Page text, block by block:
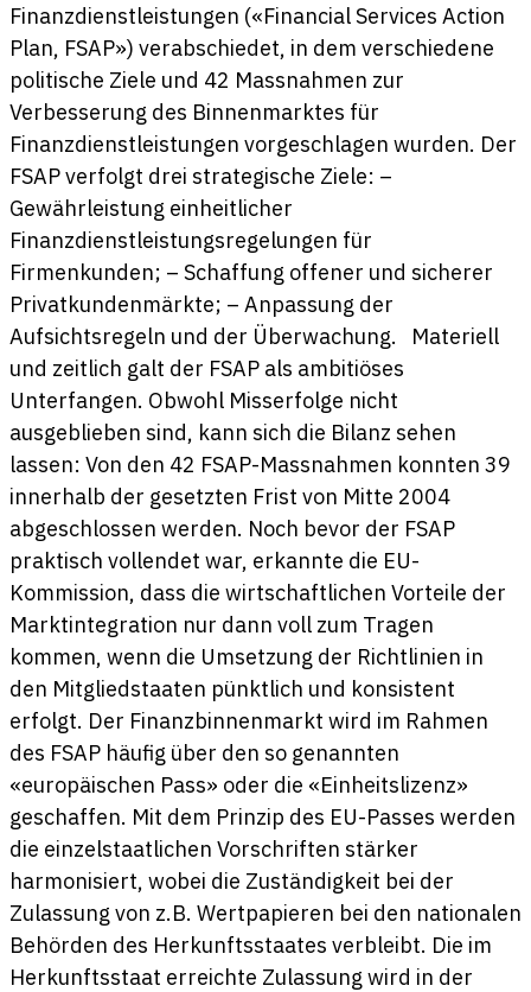
Finanzdienstleistungen («Financial Services Action
Plan, FSAP») verabschiedet, in dem verschiedene
politische Ziele und 42 Massnahmen zur
Verbesserung des Binnenmarktes für
Finanzdienstleistungen vorgeschlagen wurden. Der
FSAP verfolgt drei strategische Ziele: –
Gewährleistung einheitlicher
Finanzdienstleistungsregelungen für
Firmenkunden; – Schaffung offener und sicherer
Privatkundenmärkte; – Anpassung der
Aufsichtsregeln und der Überwachung. Materiell
und zeitlich galt der FSAP als ambitiöses
Unterfangen. Obwohl Misserfolge nicht
ausgeblieben sind, kann sich die Bilanz sehen
lassen: Von den 42 FSAP-Massnahmen konnten 39
innerhalb der gesetzten Frist von Mitte 2004
abgeschlossen werden. Noch bevor der FSAP
praktisch vollendet war, erkannte die EU-
Kommission, dass die wirtschaftlichen Vorteile der
Marktintegration nur dann voll zum Tragen
kommen, wenn die Umsetzung der Richtlinien in
den Mitgliedstaaten pünktlich und konsistent
erfolgt. Der Finanzbinnenmarkt wird im Rahmen
des FSAP häufig über den so genannten
«europäischen Pass» oder die «Einheitslizenz»
geschaffen. Mit dem Prinzip des EU-Passes werden
die einzelstaatlichen Vorschriften stärker
harmonisiert, wobei die Zuständigkeit bei der
Zulassung von z.B. Wertpapieren bei den nationalen
Behörden des Herkunftsstaates verbleibt. Die im
Herkunftsstaat erreichte Zulassung wird in der